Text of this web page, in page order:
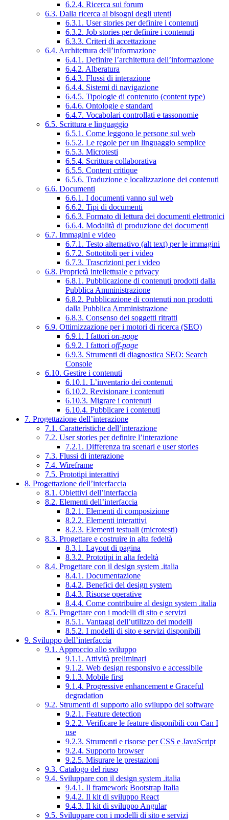
6.2.4. Ricerca sui forum
6.3. Dalla ricerca ai bisogni degli utenti
6.3.1. User stories per definire i contenuti
6.3.2. Job stories per definire i contenuti
6.3.3. Criteri di accettazione
6.4. Architettura dell’informazione
6.4.1. Definire l’architettura dell’informazione
6.4.2. Alberatura
6.4.3. Flussi di interazione
6.4.4. Sistemi di navigazione
6.4.5. Tipologie di contenuto (content type)
6.4.6. Ontologie e standard
6.4.7. Vocabolari controllati e tassonomie
6.5. Scrittura e linguaggio
6.5.1. Come leggono le persone sul web
6.5.2. Le regole per un linguaggio semplice
6.5.3. Microtesti
6.5.4. Scrittura collaborativa
6.5.5. Content critique
6.5.6. Traduzione e localizzazione dei contenuti
6.6. Documenti
6.6.1. I documenti vanno sul web
6.6.2. Tipi di documenti
6.6.3. Formato di lettura dei documenti elettronici
6.6.4. Modalità di produzione dei documenti
6.7. Immagini e video
6.7.1. Testo alternativo (alt text) per le immagini
6.7.2. Sottotitoli per i video
6.7.3. Trascrizioni per i video
6.8. Proprietà intellettuale e privacy
6.8.1. Pubblicazione di contenuti prodotti dalla
Pubblica Amministrazione
6.8.2. Pubblicazione di contenuti non prodotti
dalla Pubblica Amministrazione
6.8.3. Consenso dei soggetti ritratti
6.9. Ottimizzazione per i motori di ricerca (SEO)
6.9.1. I fattori on-page
6.9.2. I fattori off-page
6.9.3. Strumenti di diagnostica SEO: Search
Console
6.10. Gestire i contenuti
6.10.1. L’inventario dei contenuti
6.10.2. Revisionare i contenuti
6.10.3. Migrare i contenuti
6.10.4. Pubblicare i contenuti
7. Progettazione dell’interazione
7.1. Caratteristiche dell’interazione
7.2. User stories per definire l’interazione
7.2.1. Differenza tra scenari e user stories
7.3. Flussi di interazione
7.4. Wireframe
7.5. Prototipi interattivi
8. Progettazione dell’interfaccia
8.1. Obiettivi dell’interfaccia
8.2. Elementi dell’interfaccia
8.2.1. Elementi di composizione
8.2.2. Elementi interattivi
8.2.3. Elementi testuali (microtesti)
8.3. Progettare e costruire in alta fedeltà
8.3.1. Layout di pagina
8.3.2. Prototipi in alta fedeltà
8.4. Progettare con il design system .italia
8.4.1. Documentazione
8.4.2. Benefici del design system
8.4.3. Risorse operative
8.4.4. Come contribuire al design system .italia
8.5. Progettare con i modelli di sito e servizi
8.5.1. Vantaggi dell’utilizzo dei modelli
8.5.2. I modelli di sito e servizi disponibili
9. Sviluppo dell’interfaccia
9.1. Approccio allo sviluppo
9.1.1. Attività preliminari
9.1.2. Web design responsivo e accessibile
9.1.3. Mobile first
9.1.4. Progressive enhancement e Graceful
degradation
9.2. Strumenti di supporto allo sviluppo del software
9.2.1. Feature detection
9.2.2. Verificare le feature disponibili con Can I
use
9.2.3. Strumenti e risorse per CSS e JavaScript
9.2.4. Supporto browser
9.2.5. Misurare le prestazioni
9.3. Catalogo del riuso
9.4. Sviluppare con il design system .italia
9.4.1. Il framework Bootstrap Italia
9.4.2. Il kit di sviluppo React
9.4.3. Il kit di sviluppo Angular
9.5. Sviluppare con i modelli di sito e servizi